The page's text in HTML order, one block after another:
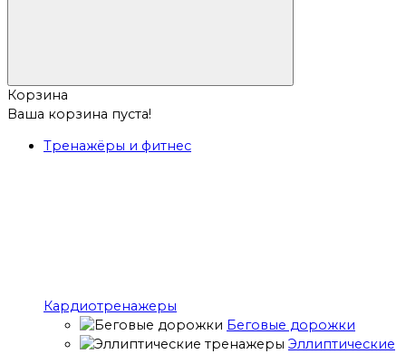
Корзина
Ваша корзина пуста!
Тренажёры и фитнес
Кардиотренажеры
Беговые дорожки
Эллиптические